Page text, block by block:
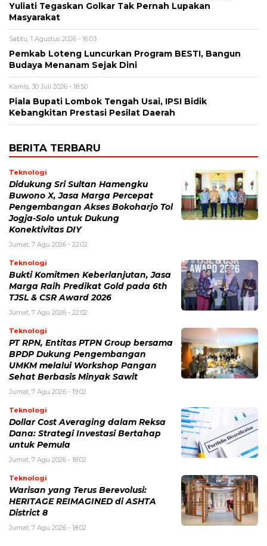
Yuliati Tegaskan Golkar Tak Pernah Lupakan
Masyarakat
Sabtu, 1 Agustus 2026 - 16:03
Pemkab Loteng Luncurkan Program BESTI, Bangun
Budaya Menanam Sejak Dini
Kamis, 30 Juli 2026 - 18:50
Piala Bupati Lombok Tengah Usai, IPSI Bidik
Kebangkitan Prestasi Pesilat Daerah
BERITA TERBARU
Teknologi
Didukung Sri Sultan Hamengku
Buwono X, Jasa Marga Percepat
Pengembangan Akses Bokoharjo Tol
Jogja-Solo untuk Dukung
Konektivitas DIY
Jumat, 7 Agu 2026 - 22:02
Teknologi
Bukti Komitmen Keberlanjutan, Jasa
Marga Raih Predikat Gold pada 6th
TJSL & CSR Award 2026
Jumat, 7 Agu 2026 - 22:02
Teknologi
PT RPN, Entitas PTPN Group bersama
BPDP Dukung Pengembangan
UMKM melalui Workshop Pangan
Sehat Berbasis Minyak Sawit
Jumat, 7 Agu 2026 - 19:02
Teknologi
Dollar Cost Averaging dalam Reksa
Dana: Strategi Investasi Bertahap
untuk Pemula
Jumat, 7 Agu 2026 - 18:02
Teknologi
Warisan yang Terus Berevolusi:
HERITAGE REIMAGINED di ASHTA
District 8
Jumat, 7 Agu 2026 - 18:02